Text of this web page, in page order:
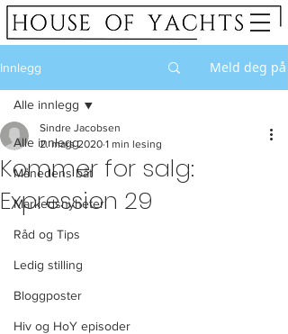
Innlegg Meld deg på
Alle innlegg
Månedens båt
Markedsnyheter
Råd og Tips
Ledig stilling
Bloggposter
Hiv og HoY episoder
Alle innlegg
Kommer for salg:
Expression 29
Sindre Jacobsen
2. mars 2020 1 min lesing